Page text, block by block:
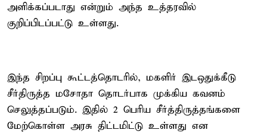
அளிக்கப்படாது என்றும் அந்த உத்தரவில்
குறிப்பிடப்பட்டு உள்ளது.
இந்த சிறப்பு கூட்டத்தொடரில், மகளிர் இடஒதுக்கீடு
சீர்திருத்த மசோதா தொடர்பாக முக்கிய கவனம்
செலுத்தப்படும். இதில் 2 பெரிய சீர்த்திருத்தங்களை
மேற்கொள்ள அரசு திட்டமிட்டு உள்ளது என